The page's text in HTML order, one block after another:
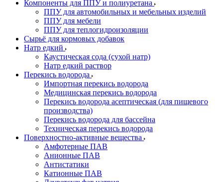
Компоненты для ППУ и полиуретана
ППУ для автомобильных и мебельных изделий
ППУ для мебели
ППУ для теплогидроизоляции
Сырьё для кормовых добавок
Натр едкий
Каустическая сода (сухой натр)
Натр едкий раствор
Перекись водорода
Импортная перекись водорода
Медицинская перекись водорода
Перекись водорода асептическая (для пищевого
производства)
Перекись водорода для бассейна
Техническая перекись водорода
Поверхностно-активные вещества
Амфотерные ПАВ
Анионные ПАВ
Антистатики
Катионные ПАВ